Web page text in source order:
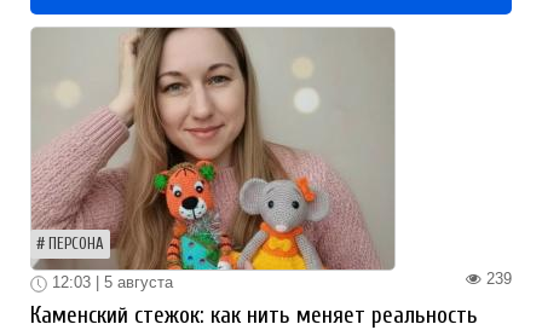
ПЕРСОНА
239
12:03 | 5 августа
Каменский стежок: как нить меняет реальность